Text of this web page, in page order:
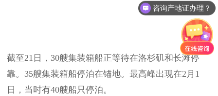
截至21日，30艘集装箱船正等待在洛杉矶和长滩停
靠。35艘集装箱船停泊在锚地。最高峰出现在2月1
日，当时有40艘船只停泊。
咨询产地证办理？